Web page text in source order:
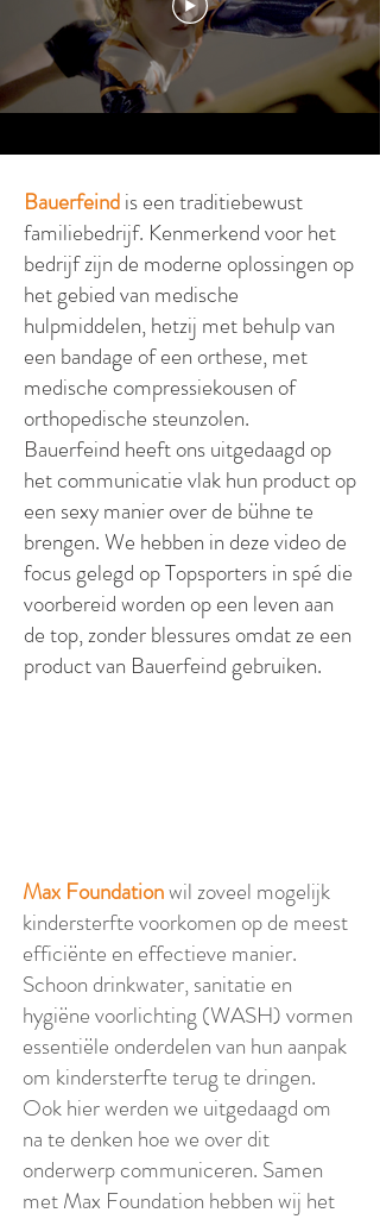
Bauerfeindis een traditiebewust
familiebedrijf. Kenmerkend voor het
bedrijf zijn de moderne oplossingen op
het gebied van medische
hulpmiddelen, hetzij met behulp van
een bandage of een orthese, met
medische compressiekousen of
orthopedische steunzolen.
Bauerfeind heeft ons uitgedaagd op
het communicatie vlak hun product op
een sexy manier over de bühne te
brengen. We hebben in deze video de
focus gelegd op Topsporters in spé die
voorbereid worden op een leven aan
de top, zonder blessures omdat ze een
product van Bauerfeind gebruiken.
Max Foundationwil zoveel mogelijk
kindersterfte voorkomen op de meest
efficiënte en effectieve manier.
Schoon drinkwater, sanitatie en
hygiëne voorlichting (WASH) vormen
essentiële onderdelen van hun aanpak
om kindersterfte terug te dringen.
Ook hier werden we uitgedaagd om
na te denken hoe we over dit
onderwerp communiceren. Samen
met Max Foundation hebben wij het